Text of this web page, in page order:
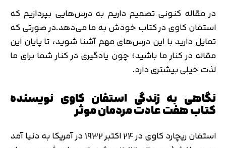
در مقاله کنونی تصمیم داریم به درس‌هایی بپردازیم که
استفان کاوی در کتاب خودش به ما می‌دهد.در صورتی که
تمایل دارید با این درس‌های مهم آشنا شوید، تا پایان این
مقاله در کنار ما باشید؛ چون یادگیری در کنار شما برای ما
لذت خیلی بیشتری دارد.
نگاهی به زندگی استفان کاوی نویسنده
کتاب هفت عادت مردمان موثر
استفان ریچارد کاوی در 24 اکتبر 1932 در آمریکا به دنیا آمد